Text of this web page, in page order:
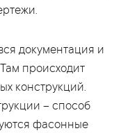
документация и
происходит
конструкций.
– способ
фасонные